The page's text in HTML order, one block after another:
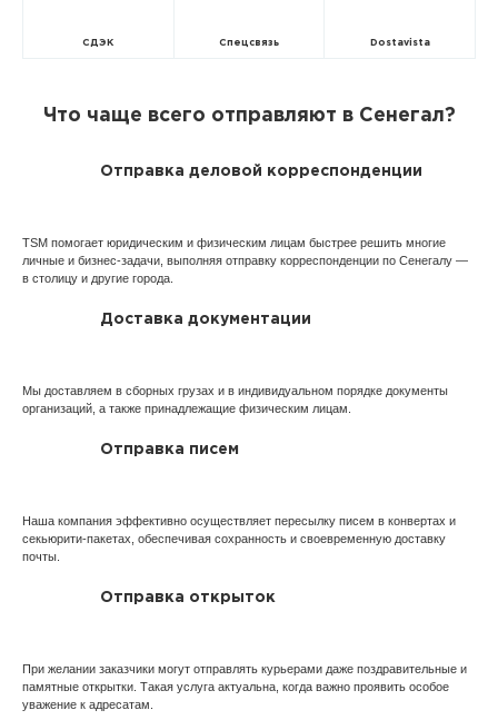
СДЭК Спецсвязь Dostavista
Что чаще всего отправляют в Сенегал?
Отправка деловой корреспонденции
TSM помогает юридическим и физическим лицам быстрее решить многие
личные и бизнес-задачи, выполняя отправку корреспонденции по Сенегалу —
в столицу и другие города.
Доставка документации
Мы доставляем в сборных грузах и в индивидуальном порядке документы
организаций, а также принадлежащие физическим лицам.
Отправка писем
Наша компания эффективно осуществляет пересылку писем в конвертах и
секьюрити-пакетах, обеспечивая сохранность и своевременную доставку
почты.
Отправка открыток
При желании заказчики могут отправлять курьерами даже поздравительные и
памятные открытки. Такая услуга актуальна, когда важно проявить особое
уважение к адресатам.